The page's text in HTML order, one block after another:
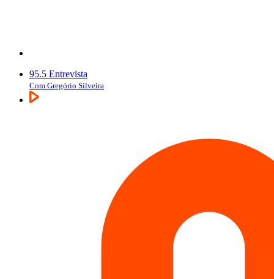
95.5 Entrevista
Com Gregório Silveira